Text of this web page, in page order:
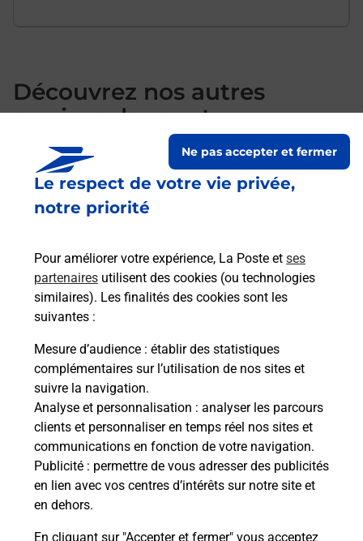
Le respect de votre vie privée,
notre priorité
Pour améliorer votre expérience, La Poste et ses
partenaires utilisent des cookies (ou technologies
similaires). Les finalités des cookies sont les
suivantes :
Mesure d’audience : établir des statistiques
complémentaires sur l’utilisation de nos sites et
suivre la navigation.
Analyse et personnalisation : analyser les parcours
clients et personnaliser en temps réel nos sites et
communications en fonction de votre navigation.
Publicité : permettre de vous adresser des publicités
en lien avec vos centres d’intérêts sur notre site et
en dehors.
En cliquant sur "Accepter et fermer" vous acceptez
Ne pas accepter et fermer
Découvrez nos autres
services dans votre
commune Angers
S'inscrire au code de la route
Vous cherchez à passer votre code de la route auto
ou moto dans la commune Angers ? Découvrez
toutes nos solutions.
En savoir plus